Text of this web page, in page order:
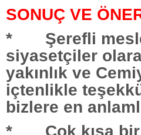
SONUÇ VE
* Şerefli
siyasetçiler
yakınlık ve
içtenlikle
bizlere en
* Çok kısa bir